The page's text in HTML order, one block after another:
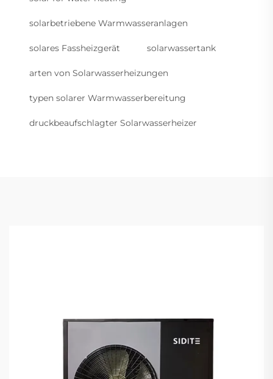
solarbetriebene Warmwasseranlagen
solares Fassheizgerät solarwassertank
arten von Solarwasserheizungen
typen solarer Warmwasserbereitung
druckbeaufschlagter Solarwasserheizer